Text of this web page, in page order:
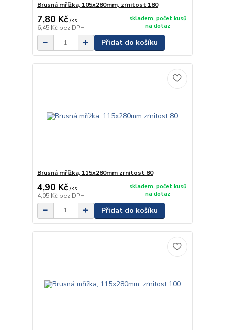
Brusná mřížka, 105x280mm, zrnitost 180
7,80 Kč /ks
6,45 Kč bez DPH
skladem, počet kusů
na dotaz
Přidat do košíku
Brusná mřížka, 115x280mm zrnitost 80
4,90 Kč /ks
4,05 Kč bez DPH
skladem, počet kusů
na dotaz
Přidat do košíku